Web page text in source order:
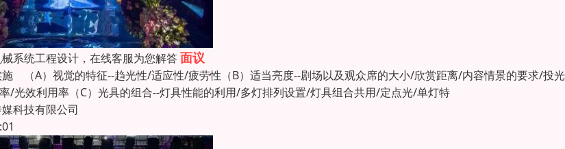
系统工程设计，在线客服为您解答面议
（A）视觉的特征--趋光性/适应性/疲劳性（B）适当亮度--剧场以及观众席的大小/欣赏距离/内容情景的要求/投
/光效利用率（C）光具的组合--灯具性能的利用/多灯排列设置/灯具组合共用/定点光/单灯特
科技有限公司